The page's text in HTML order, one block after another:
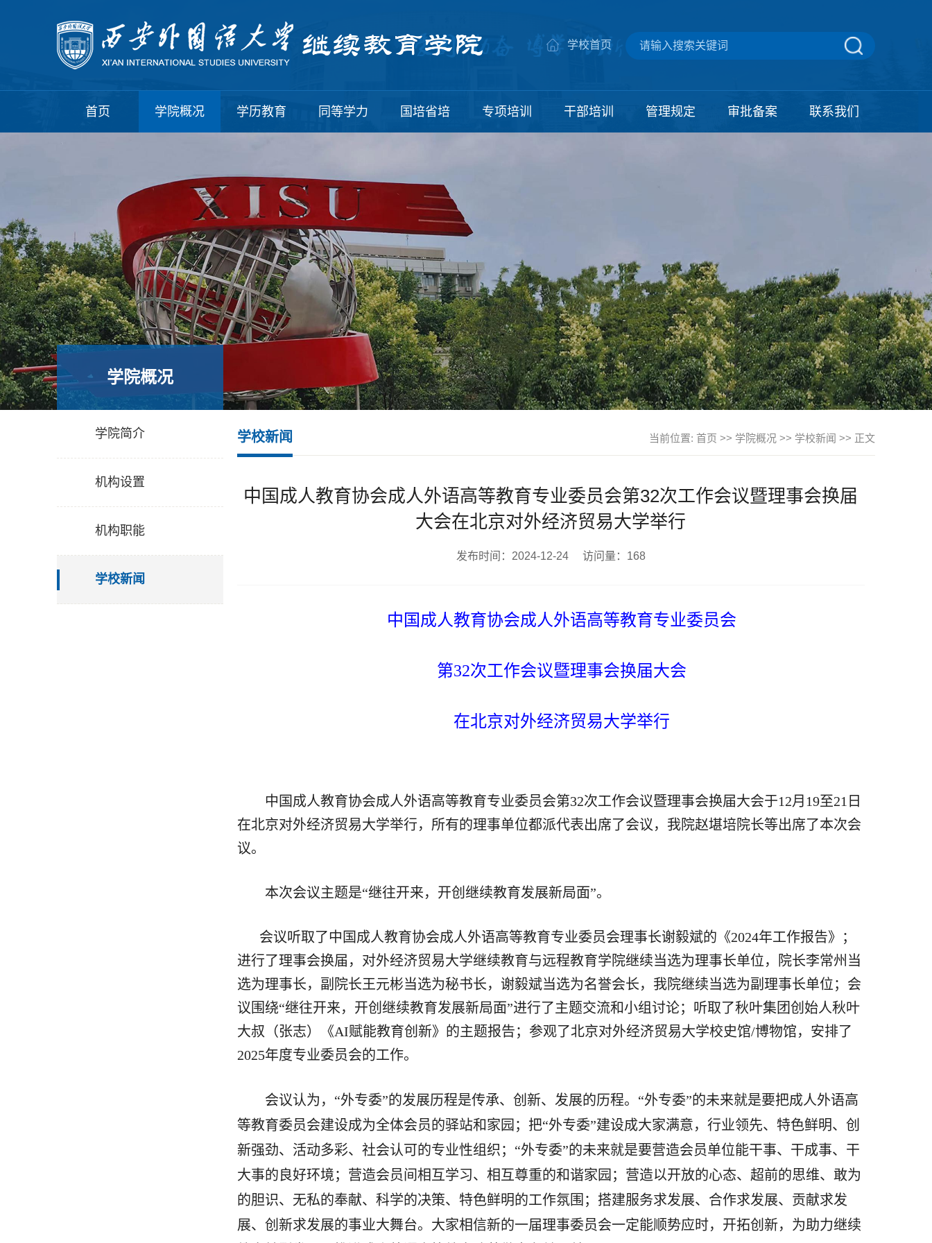
学校首页
首页 学院概况 学历教育 同等学力 国培省培 专项培训 干部培训 管理规定 审批备案 联系我们
学院概况
学院简介
机构设置
机构职能
学校新闻
学校新闻 当前位置: 首页 >> 学院概况>> 学校新闻 >> 正文
中国成人教育协会成人外语高等教育专业委员会第32次工作会议暨理事会换届
大会在北京对外经济贸易大学举行
发布时间：2024-12-24 访问量： 168
中国成人教育协会成人外语高等教育专业委员会
第32次工作会议暨理事会换届大会
在北京对外经济贸易大学举行
中国成人教育协会成人外语高等教育专业委员会第32次工作会议暨理事会换届大会于12月19至21日
在北京对外经济贸易大学举行，所有的理事单位都派代表出席了会议，我院赵堪培院长等出席了本次会
议。
本次会议主题是“继往开来，开创继续教育发展新局面”。
会议听取了中国成人教育协会成人外语高等教育专业委员会理事长谢毅斌的《2024年工作报告》；
进行了理事会换届， 对外经济贸易大学继续教育与远程教育学院继续当选为理事长单位，院长李常州当
选为理事长， 副院长王元彬当选为秘书长， 谢毅斌当选为名誉会长， 我院继续当选为副理事长单位；会
议围绕“继往开来，开创继续教育发展新局面”进行了主题交流和小组讨论；听取了秋叶集团创始人秋叶
大叔（张志）《AI赋能教育创新》的主题报告；参观了北京对外经济贸易大学校史馆/博物馆，安排了
2025年度专业委员会的工作。
会议认为， “外专委”的发展历程是传承、创新、发展的历程。“外专委”的未来就是要把成人外语高
等教育委员会建设成为全体会员的驿站和家园；把“外专委”建设成大家满意，行业领先、特色鲜明、创
新强劲、活动多彩、社会认可的专业性组织；“外专委”的未来就是要营造会员单位能干事、干成事、干
大事的良好环境；营造会员间相互学习、相互尊重的和谐家园；营造以开放的心态、超前的思维、敢为
的胆识、无私的奉献、科学的决策、特色鲜明的工作氛围；搭建服务求发展、合作求发展、贡献求发
展、创新求发展的事业大舞台。大家相信新的一届理事委员会一定能顺势应时，开拓创新，为助力继续